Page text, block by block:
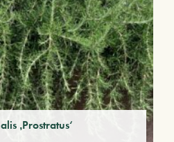
‚Prostratus‘